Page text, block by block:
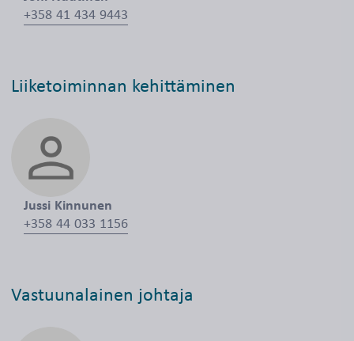
+358 41 434 9443
Liiketoiminnan kehittäminen
Jussi Kinnunen
+358 44 033 1156
Vastuunalainen johtaja